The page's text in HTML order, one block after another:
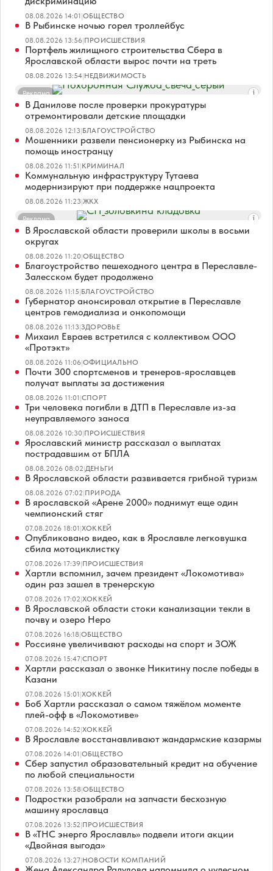
08.08.2026 14:01|ОБЩЕСТВО
В Рыбинске ночью горел троллейбус
08.08.2026 13:56|ПРОИСШЕСТВИЯ
Портфель жилищного строительства Сбера в
Ярославской области вырос почти на треть
08.08.2026 13:54|НЕДВИЖИМОСТЬ
Реклама
В Данилове после проверки прокуратуры
отремонтировали детские площадки
08.08.2026 12:13|БЛАГОУСТРОЙСТВО
Мошенники развели пенсионерку из Рыбинска на
помощь иностранцу
08.08.2026 11:51|КРИМИНАЛ
Коммунальную инфраструктуру Тутаева
модернизируют при поддержке нацпроекта
08.08.2026 11:23|ЖКХ
Реклама
В Ярославской области проверили школы в восьми
округах
08.08.2026 11:20|ОБЩЕСТВО
Благоустройство пешеходного центра в Переславле-
Залесском будет продолжено
08.08.2026 11:15|БЛАГОУСТРОЙСТВО
Губернатор анонсировал открытие в Переславле
центров гемодиализа и онкопомощи
08.08.2026 11:13|ЗДОРОВЬЕ
Михаил Евраев встретился с коллективом ООО
«Протэкт»
08.08.2026 11:06|ОФИЦИАЛЬНО
Почти 300 спортсменов и тренеров-ярославцев
получат выплаты за достижения
08.08.2026 11:01|СПОРТ
Три человека погибли в ДТП в Переславле из-за
неуправляемого заноса
08.08.2026 10:30|ПРОИСШЕСТВИЯ
Ярославский министр рассказал о выплатах
пострадавшим от БПЛА
08.08.2026 08:02|ДЕНЬГИ
В Ярославской области развивается грибной туризм
08.08.2026 07:02|ПРИРОДА
В ярославской «Арене 2000» поднимут еще один
чемпионский стяг
07.08.2026 18:01|ХОККЕЙ
Опубликовано видео, как в Ярославле легковушка
сбила мотоциклистку
07.08.2026 17:39|ПРОИСШЕСТВИЯ
Хартли вспомнил, зачем президент «Локомотива»
один раз зашел в тренерскую
07.08.2026 17:02|ХОККЕЙ
В Ярославской области стоки канализации текли в
почву и озеро Неро
07.08.2026 16:18|ОБЩЕСТВО
Россияне увеличивают расходы на спорт и ЗОЖ
07.08.2026 15:47|СПОРТ
Хартли рассказал о звонке Никитину после победы в
Казани
07.08.2026 15:01|ХОККЕЙ
Боб Хартли рассказал о самом тяжёлом моменте
плей-офф в «Локомотиве»
07.08.2026 14:52|ХОККЕЙ
В Ярославле восстанавливают жандармские казармы
07.08.2026 14:01|ОБЩЕСТВО
Сбер запустил образовательный кредит на обучение
по любой специальности
07.08.2026 13:58|ОБЩЕСТВО
Подростки разобрали на запчасти бесхозную
машину ярославца
07.08.2026 13:52|ПРОИСШЕСТВИЯ
В «ТНС энерго Ярославль» подвели итоги акции
«Двойная выгода»
07.08.2026 13:27|НОВОСТИ КОМПАНИЙ